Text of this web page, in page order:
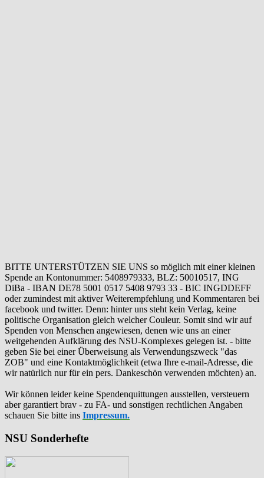
BITTE UNTERSTÜTZEN SIE UNS so möglich mit einer kleinen
Spende an Kontonummer: 5408979333, BLZ: 50010517, ING
DiBa - IBAN DE78 5001 0517 5408 9793 33 - BIC INGDDEFF
oder zumindest mit aktiver Weiterempfehlung und Kommentaren bei
facebook und twitter. Denn: hinter uns steht kein Verlag, keine
politische Organisation gleich welcher Couleur. Somit sind wir auf
Spenden von Menschen angewiesen, denen wie uns an einer
weitgehenden Aufklärung des NSU-Komplexes gelegen ist. - bitte
geben Sie bei einer Überweisung als Verwendungszweck "das
ZOB" und eine Kontaktmöglichkeit (etwa Ihre e-mail-Adresse, die
wir natürlich nur für ein pers. Dankeschön verwenden möchten) an.
Wir können leider keine Spendenquittungen ausstellen, versteuern
aber garantiert brav - zu FA- und sonstigen rechtlichen Angaben
schauen Sie bitte ins Impressum.
NSU Sonderhefte